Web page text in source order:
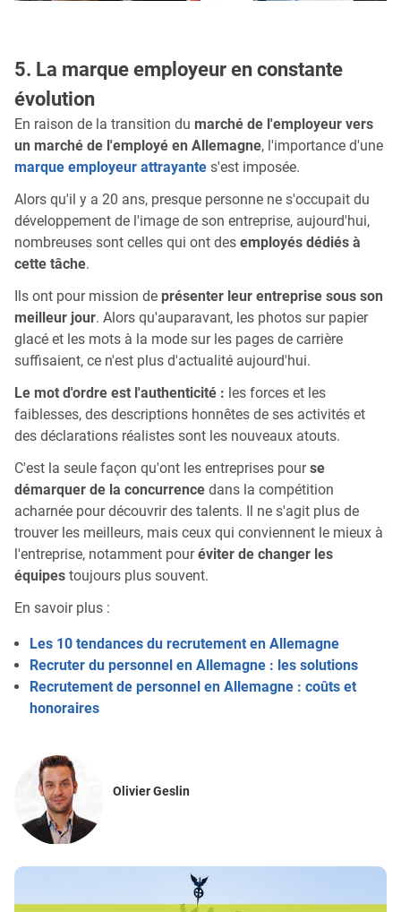
5. La marque employeur en constante
évolution
En raison de la transition du marché de l'employeur vers
un marché de l'employé en Allemagne, l'importance d'une
marque employeur attrayante s'est imposée.
Alors qu'il y a 20 ans, presque personne ne s'occupait du
développement de l'image de son entreprise, aujourd'hui,
nombreuses sont celles qui ont des employés dédiés à
cette tâche.
Ils ont pour mission de présenter leur entreprise sous son
meilleur jour. Alors qu'auparavant, les photos sur papier
glacé et les mots à la mode sur les pages de carrière
suffisaient, ce n'est plus d'actualité aujourd'hui.
Le mot d'ordre est l'authenticité : les forces et les
faiblesses, des descriptions honnêtes de ses activités et
des déclarations réalistes sont les nouveaux atouts.
C'est la seule façon qu'ont les entreprises pourse
démarquer de la concurrence dans la compétition
acharnée pour découvrir des talents. Il ne s'agit plus de
trouver les meilleurs, mais ceux qui conviennent le mieux à
l'entreprise, notamment pouréviter de changer les
équipes toujours plus souvent.
En savoir plus :
Les 10 tendances du recrutement en Allemagne
Recruter du personnel en Allemagne : les solutions
Recrutement de personnel en Allemagne : coûts et
honoraires
Olivier Geslin